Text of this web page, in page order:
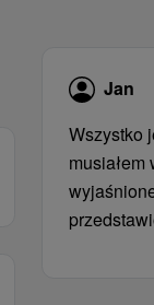
Jan
Wszystko
musiałem